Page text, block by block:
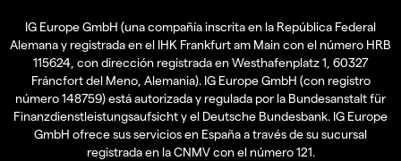
IG Europe GmbH (una compañía inscrita en la República Federal
Alemana y registrada en el IHK Frankfurt am Main con el número HRB
115624, con dirección registrada en Westhafenplatz 1, 60327
Fráncfort del Meno, Alemania). IG Europe GmbH (con registro
número 148759) está autorizada y regulada por la Bundesanstalt für
Finanzdienstleistungsaufsicht y el Deutsche Bundesbank. IG Europe
GmbH ofrece sus servicios en España a través de su sucursal
registrada en la CNMV con el número 121.